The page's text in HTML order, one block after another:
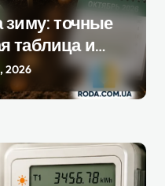
зиму: точные
таблица и
2026